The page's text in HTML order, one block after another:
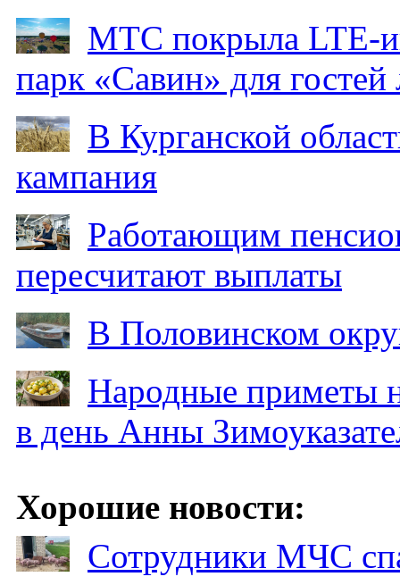
МТС покрыла LTE-
парк «Савин» для гостей
В Курганской
кампания
Работающим
пересчитают выплаты
В Половинском
Народные приметы
в день Анны
Хорошие новости:
Сотрудники МЧС